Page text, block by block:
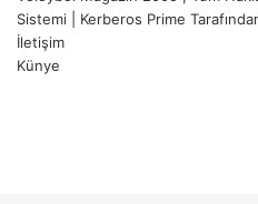
Sistemi
Kerberos Prime
İletişim
Künye